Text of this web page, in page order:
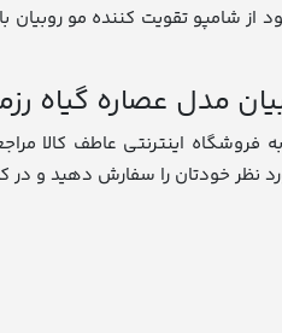
شامپو تقویت کننده مو
مدل عصاره گیاه
فروشگاه اینترنتی عاطف کالا
نظر خودتان را سفارش دهید و در